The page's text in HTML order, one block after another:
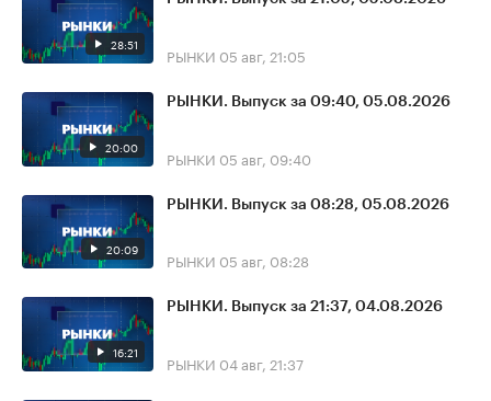
28:51 РЫНКИ 05 авг, 21:05
20:00
РЫНКИ. Выпуск за 09:40, 05.08.2026
РЫНКИ 05 авг, 09:40
20:09
РЫНКИ. Выпуск за 08:28, 05.08.2026
РЫНКИ 05 авг, 08:28
16:21
РЫНКИ. Выпуск за 21:37, 04.08.2026
РЫНКИ 04 авг, 21:37